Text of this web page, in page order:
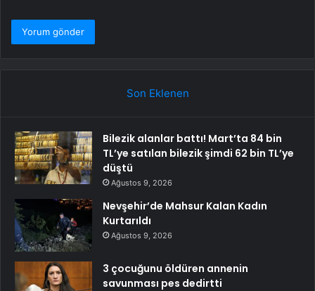
Son Eklenen
Bilezik alanlar battı! Mart’ta 84 bin
TL’ye satılan bilezik şimdi 62 bin TL’ye
düştü
Ağustos 9, 2026
Nevşehir’de Mahsur Kalan Kadın
Kurtarıldı
Ağustos 9, 2026
3 çocuğunu öldüren annenin
savunması pes dedirtti